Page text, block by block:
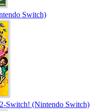
Switch)
Switch! (Nintendo Switch)